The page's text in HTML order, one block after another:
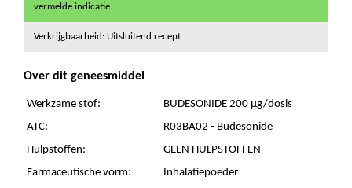
vermelde indicatie.
Verkrijgbaarheid: Uitsluitend recept
Over dit geneesmiddel
Werkzame stof:
BUDESONIDE 200 µg/dosis
ATC:
R03BA02 - Budesonide
Hulpstoffen:
GEEN HULPSTOFFEN
Farmaceutische vorm:
Inhalatiepoeder